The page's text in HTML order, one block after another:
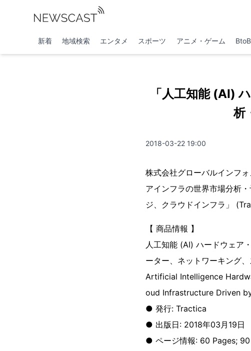
新着 地域検索 エンタメ スポーツ アニメ・ゲーム
「人工知能 (AI)
析
2018-03-22 19:00
株式会社グローバルインフ
アインフラの世界市場分析
ジ、クラウドインフラ」
【 商品情報 】
人工知能 (AI) ハードウェア
ーター、ネットワーキング
Artificial Intelligence
oud Infrastructure Driven
● 発行: Tractica
● 出版日: 2018年03月19日
● ページ情報: 60 Pages;